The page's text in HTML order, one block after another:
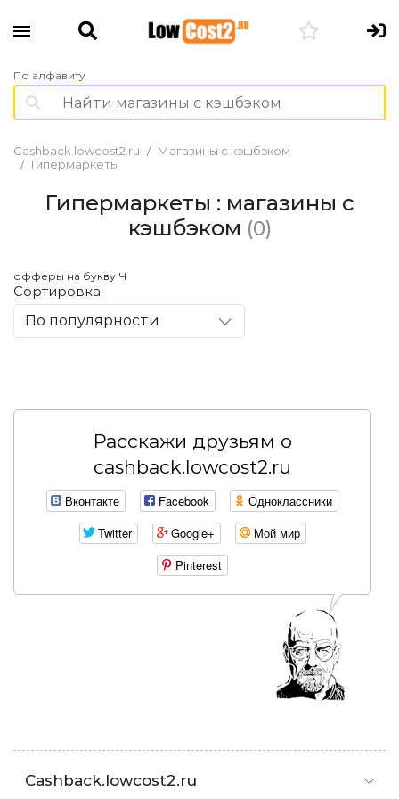
По алфавиту
Cashback.lowcost2.ru
Магазины с кэшбэком
Гипермаркеты
Гипермаркеты : магазины с
кэшбэком (0)
офферы на букву Ч
Сортировка:
По популярности
Расскажи друзьям о
cashback.lowcost2.ru
Вконтакте Facebook
Одноклассники
Twitter
Google+
Мой мир
Pinterest
Cashback.lowcost2.ru